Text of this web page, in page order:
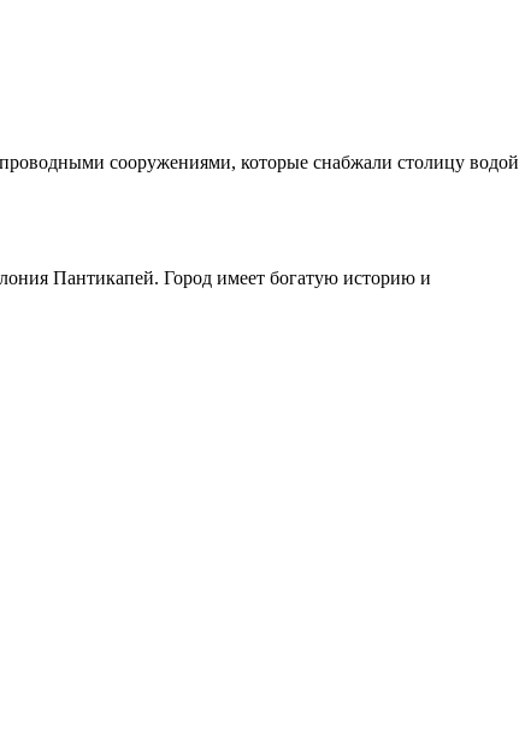
сооружениями, которые снабжали столицу водой
Пантикапей. Город имеет богатую историю и